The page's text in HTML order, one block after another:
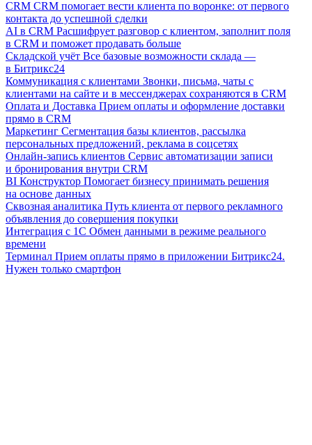
CRM CRM помогает вести клиента по воронке: от первого
контакта до успешной сделки
AI в CRM Расшифрует разговор с клиентом, заполнит поля
в CRM и поможет продавать больше
Складской учёт Все базовые возможности склада —
в Битрикс24
Коммуникация с клиентами Звонки, письма, чаты с
клиентами на сайте и в мессенджерах сохраняются в CRM
Оплата и Доставка Прием оплаты и оформление доставки
прямо в CRM
Маркетинг Сегментация базы клиентов, рассылка
персональных предложений, реклама в соцсетях
Онлайн-запись клиентов Сервис автоматизации записи
и бронирования внутри CRM
BI Конструктор Помогает бизнесу принимать решения
на основе данных
Сквозная аналитика Путь клиента от первого рекламного
объявления до совершения покупки
Интеграция с 1С Обмен данными в режиме реального
времени
Терминал Прием оплаты прямо в приложении Битрикс24.
Нужен только смартфон